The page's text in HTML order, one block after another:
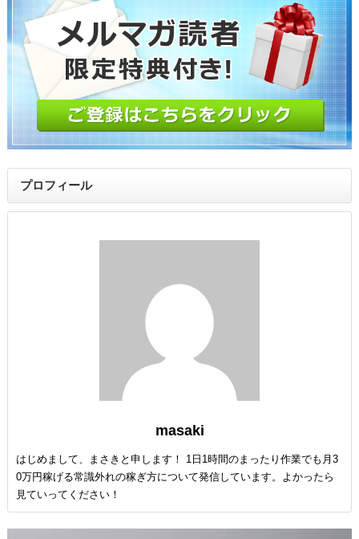
プロフィール
masaki
はじめまして、まさきと申します！ 1日1時間のまったり作業でも月3
0万円稼げる常識外れの稼ぎ方について発信しています。よかったら
見ていってください！